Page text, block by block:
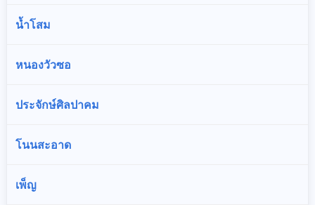
น้ำโสม
หนองวัวซอ
ประจักษ์ศิลปาคม
โนนสะอาด
เพ็ญ